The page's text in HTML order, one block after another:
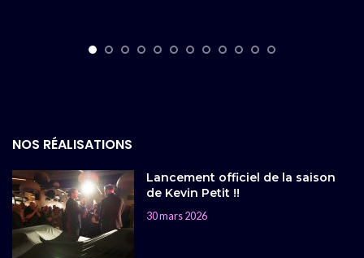
NOS RÉALISATIONS
Lancement officiel de la saison
de Kevin Petit !!
30 mars 2026